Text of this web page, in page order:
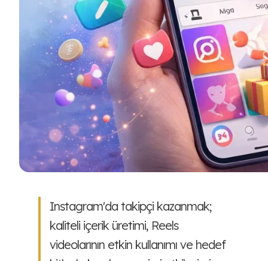
Instagram'da takipçi kazanmak;
kaliteli içerik üretimi, Reels
videolarının etkin kullanımı ve hedef